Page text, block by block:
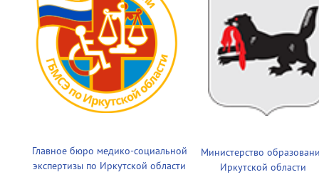
Главное бюро медико-социальной
экспертизы по Иркутской области
Министерство
Иркутской области